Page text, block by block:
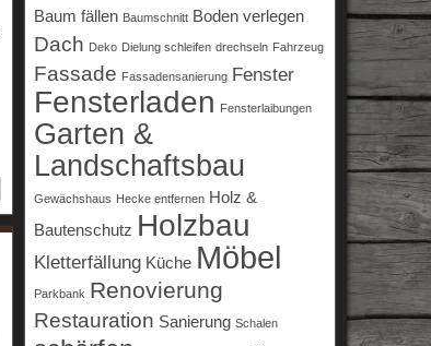
Baum fällen Baumschnitt Boden verlegen
Dach Deko Dielung schleifen drechseln Fahrzeug
Fassade Fassadensanierung Fenster
Fensterladen Fensterlaibungen
Garten &
Landschaftsbau
Gewächshaus Hecke entfernen Holz &
Bautenschutz Holzbau
Kletterfällung Küche Möbel
Parkbank Renovierung
Restauration Sanierung Schalen